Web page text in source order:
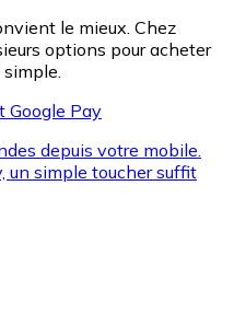
le mieux. Chez
options pour acheter
Google Pay
depuis votre mobile.
un simple toucher suffit